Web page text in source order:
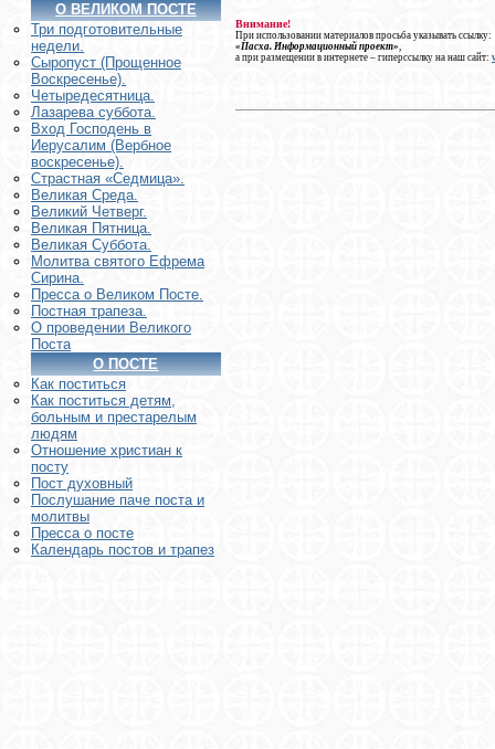
О ВЕЛИКОМ ПОСТЕ
Три подготовительные
недели.
Сыропуст (Прощенное
Воскресенье).
Четыредесятница.
Лазарева суббота.
Вход Господень в
Иерусалим (Вербное
воскресенье).
Страстная «Седмица».
Великая Среда.
Великий Четверг.
Великая Пятница.
Великая Суббота.
Молитва святого Ефрема
Сирина.
Пресса о Великом Посте.
Постная трапеза.
О проведении Великого
Поста
О ПОСТЕ
Как поститься
Как поститься детям,
больным и престарелым
людям
Отношение христиан к
посту
Пост духовный
Послушание паче поста и
молитвы
Пресса о посте
Календарь постов и трапез
Внимание!
При использовании материалов просьба указывать ссылку:
«Пасха. Информационный проект»
а при размещении в интернете – гиперссылку на наш сайт: